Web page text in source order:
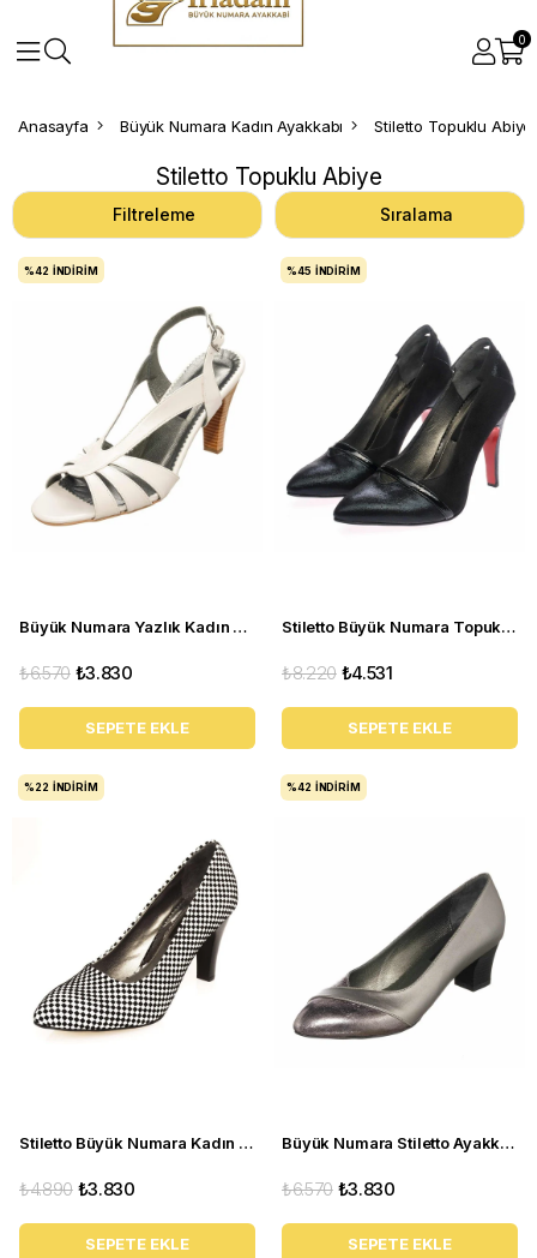
0
Anasayfa Büyük Numara Kadın Ayakkabı Stiletto Topuklu Abiye
Stiletto Topuklu Abiye
Filtreleme Sıralama
Büyük Numara Yazlık Kadın Stiletto DRL3042 Beyaz
₺3.830
₺6.570
SEPETE EKLE
%42 İNDIRIM
Stiletto Büyük Numara Topuklu Abiye Kadın Ayakkabı 190333 Siyah
₺4.531
₺8.220
SEPETE EKLE
%45 İNDIRIM
Stiletto Büyük Numara Kadın Topuklu Ayakkabı 1071 Sb
₺3.830
₺4.890
SEPETE EKLE
%22 İNDIRIM
Büyük Numara Stiletto Ayakkabı KDR1717 Bronz
₺3.830
₺6.570
SEPETE EKLE
%42 İNDIRIM